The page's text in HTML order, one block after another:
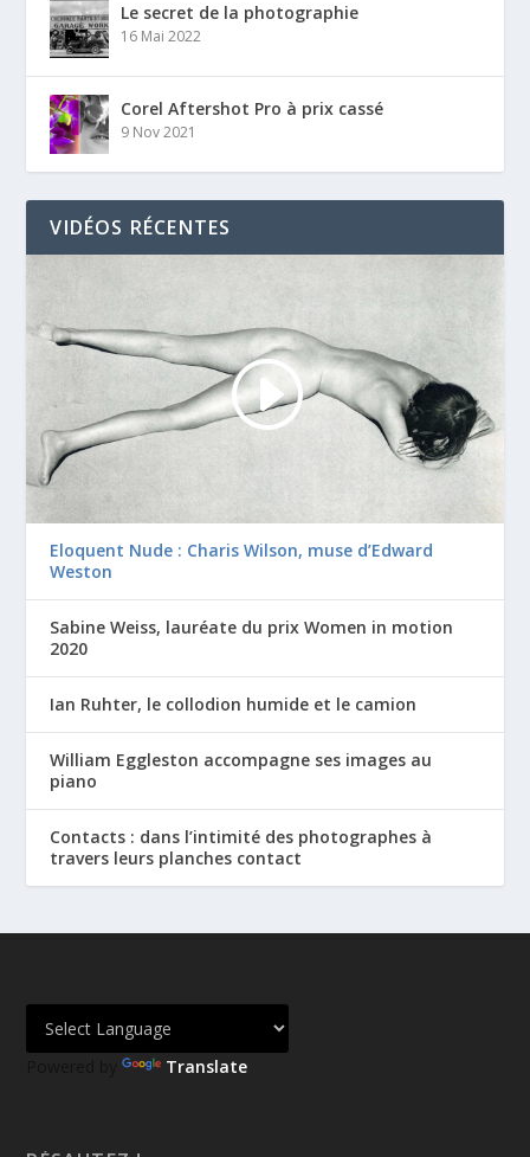
Le secret de la photographie
16 Mai 2022
Corel Aftershot Pro à prix cassé
9 Nov 2021
VIDÉOS RÉCENTES
Eloquent Nude : Charis Wilson, muse d’Edward
Weston
Sabine Weiss, lauréate du prix Women in motion
2020
Ian Ruhter, le collodion humide et le camion
William Eggleston accompagne ses images au
piano
Contacts : dans l’intimité des photographes à
travers leurs planches contact
Powered by Translate